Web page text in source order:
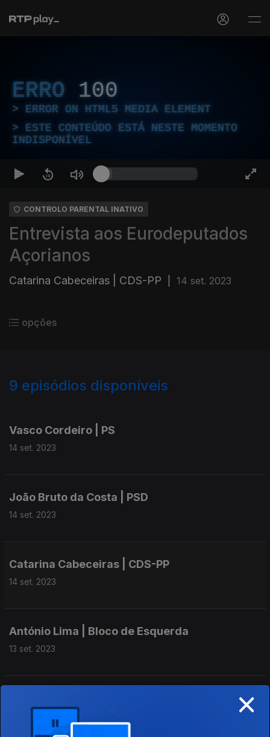
ERRO 100
ERROR ON HTML5 MEDIA ELEMENT
ESTE CONTEÚDO ESTÁ NESTE MOMENTO
INDISPONÍVEL
CONTROLO PARENTAL INATIVO
Entrevista aos Eurodeputados
Açorianos
Catarina Cabeceiras | CDS-PP 14 set. 2023
opções
9 episódios disponíveis
Vasco Cordeiro | PS
14 set. 2023
João Bruto da Costa | PSD
14 set. 2023
Catarina Cabeceiras | CDS-PP
14 set. 2023
António Lima | Bloco de Esquerda
13 set. 2023
13 set. 2023 ×